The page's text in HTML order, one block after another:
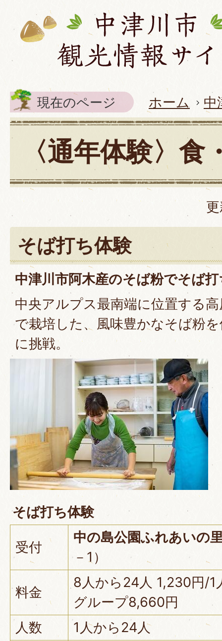
現在のページ ホーム 中
〈通年体験〉食
そば打ち体験
中津川市阿木産のそば粉でそば打
中央アルプス最南端に位置する
で栽培した、風味豊かなそば粉
に挑戦。
そば打ち体験
受付
中の島公園ふれあいの
－1）
料金
8人から24人 1,230円/1
グループ8,660円
人数
1人から24人